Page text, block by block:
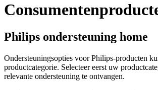
Philips ondersteuning home
Ondersteuningsopties voor Philips-producten
productcategorie. Selecteer eerst uw
relevante ondersteuning te ontvangen.